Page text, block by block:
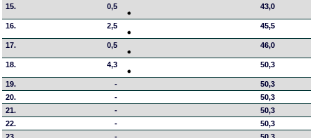
15. 0,5 43,0
16. 2,5 45,5
17. 0,5 46,0
18. 4,3 50,3
19. -
50,3
20.
-
50,3
21.
-
50,3
22.
-
50,3